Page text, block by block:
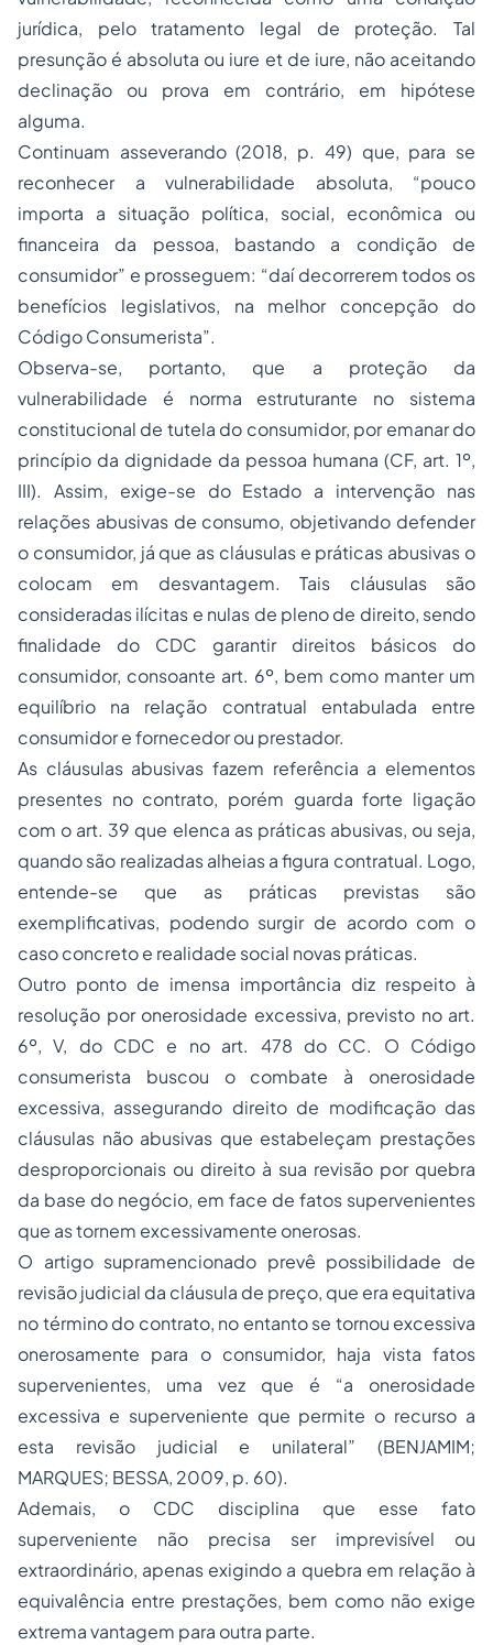
jurídica, pelo tratamento legal de proteção. Tal
presunção é absoluta ou iure et de iure, não aceitando
declinação ou prova em contrário, em hipótese
alguma.
Continuam asseverando (2018, p. 49) que, para se
reconhecer a vulnerabilidade absoluta, “pouco
importa a situação política, social, econômica ou
financeira da pessoa, bastando a condição de
consumidor” e prosseguem: “daí decorrerem todos os
benefícios legislativos, na melhor concepção do
Código Consumerista”.
Observa-se, portanto, que a proteção da
vulnerabilidade é norma estruturante no sistema
constitucional de tutela do consumidor, por emanar do
princípio da dignidade da pessoa humana (CF, art. 1º,
III). Assim, exige-se do Estado a intervenção nas
relações abusivas de consumo, objetivando defender
o consumidor, já que as cláusulas e práticas abusivas o
colocam em desvantagem. Tais cláusulas são
consideradas ilícitas e nulas de pleno de direito, sendo
finalidade do CDC garantir direitos básicos do
consumidor, consoante art. 6º, bem como manter um
equilíbrio na relação contratual entabulada entre
consumidor e fornecedor ou prestador.
As cláusulas abusivas fazem referência a elementos
presentes no contrato, porém guarda forte ligação
com o art. 39 que elenca as práticas abusivas, ou seja,
quando são realizadas alheias a figura contratual. Logo,
entende-se que as práticas previstas são
exemplificativas, podendo surgir de acordo com o
caso concreto e realidade social novas práticas.
Outro ponto de imensa importância diz respeito à
resolução por onerosidade excessiva, previsto no art.
6º, V, do CDC e no art. 478 do CC. O Código
consumerista buscou o combate à onerosidade
excessiva, assegurando direito de modificação das
cláusulas não abusivas que estabeleçam prestações
desproporcionais ou direito à sua revisão por quebra
da base do negócio, em face de fatos supervenientes
que as tornem excessivamente onerosas.
O artigo supramencionado prevê possibilidade de
revisão judicial da cláusula de preço, que era equitativa
no término do contrato, no entanto se tornou excessiva
onerosamente para o consumidor, haja vista fatos
supervenientes, uma vez que é “a onerosidade
excessiva e superveniente que permite o recurso a
esta revisão judicial e unilateral” (BENJAMIM;
MARQUES; BESSA, 2009, p. 60).
Ademais, o CDC disciplina que esse fato
superveniente não precisa ser imprevisível ou
extraordinário, apenas exigindo a quebra em relação à
equivalência entre prestações, bem como não exige
extrema vantagem para outra parte.